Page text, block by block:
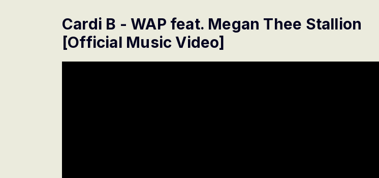
Cardi B - WAP feat. Megan Thee Stallion
[Official Music Video]